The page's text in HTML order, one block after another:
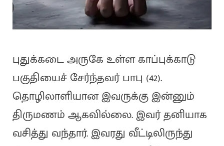
புதுக்கடை அருகே உள்ள காப்புக்காடு
பகுதியைச் சேர்ந்தவர் பாபு (42).
தொழிலாளியான இவருக்கு இன்னும்
திருமணம் ஆகவில்லை. இவர் தனியாக
வசித்து வந்தார். இவரது வீட்டிலிருந்து